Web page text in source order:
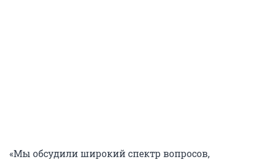
«Мы обсудили широкий спектр вопросов,